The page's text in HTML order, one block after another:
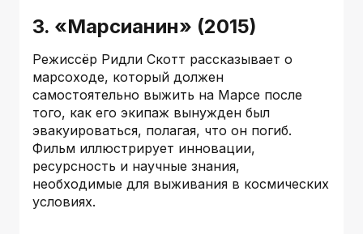
3. «Марсианин» (2015)
Режиссёр Ридли Скотт рассказывает о
марсоходе, который должен
самостоятельно выжить на Марсе после
того, как его экипаж вынужден был
эвакуироваться, полагая, что он погиб.
Фильм иллюстрирует инновации,
ресурсность и научные знания,
необходимые для выживания в космических
условиях.